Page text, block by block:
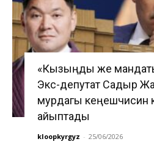
«Кызыңды же
Экс-депутат Садыр
мурдагы кеңешчисин
айыптады
kloopkyrgyz - 25/06/2026